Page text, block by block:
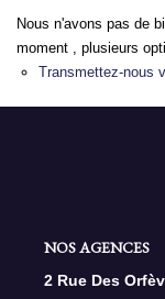
Nous n'avons pas de
moment , plusieurs
Transmettez-nous
NOS AGENCES
2 Rue Des